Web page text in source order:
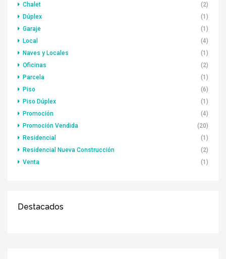
Chalet
(2)
Dúplex
(1)
Garaje
(1)
Local
(4)
Naves y Locales
(1)
Oficinas
(2)
Parcela
(1)
Piso
(6)
Piso Dúplex
(1)
Promoción
(4)
Promoción Vendida
(20)
Residencial
(1)
Residencial Nueva Construcción
(2)
Venta
(1)
Destacados